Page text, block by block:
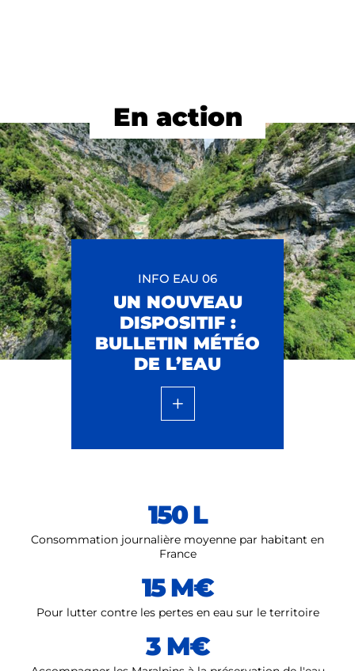
En action
INFO EAU 06
UN NOUVEAU
DISPOSITIF :
BULLETIN MÉTÉO
DE L’EAU
150 L
Consommation journalière moyenne par habitant en
France
15 M€
Pour lutter contre les pertes en eau sur le territoire
3 M€